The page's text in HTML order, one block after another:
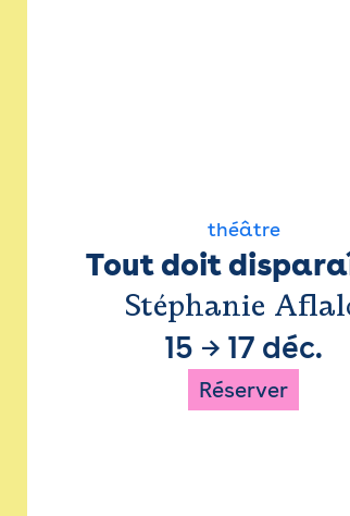
théâtre
Tout doit
Stéphanie
15 → 17 déc.
Réserver